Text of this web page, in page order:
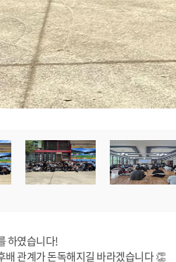
하였습니다!
배 관계가 돈독해지길 바라겠습니다 👏